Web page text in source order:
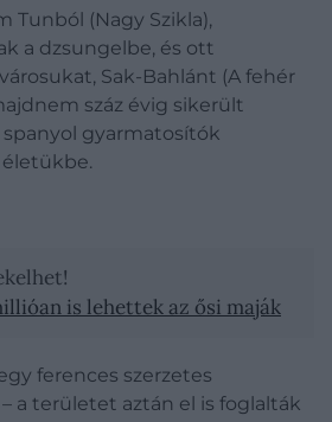
Tunból (Nagy Szikla),
a dzsungelbe, és ott
Sak-Bahlánt (A fehér
száz évig sikerült
gyarmatosítók
életükbe.
is lehettek az ősi maják
ferences szerzetes
– a területet aztán el is foglalták